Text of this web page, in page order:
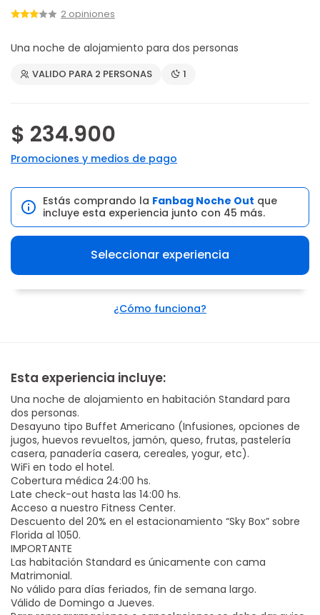
2 opiniones
Una noche de alojamiento para dos personas
VALIDO PARA 2 PERSONAS 1
$ 234.900
Promociones y medios de pago
Estás comprando la Fanbag Noche Out que
incluye esta experiencia junto con 45 más.
Seleccionar experiencia
¿Cómo funciona?
Esta experiencia incluye:
Una noche de alojamiento en habitación Standard para
dos personas.
Desayuno tipo Buffet Americano (Infusiones, opciones de
jugos, huevos revueltos, jamón, queso, frutas, pastelería
casera, panadería casera, cereales, yogur, etc).
WiFi en todo el hotel.
Cobertura médica 24:00 hs.
Late check-out hasta las 14:00 hs.
Acceso a nuestro Fitness Center.
Descuento del 20% en el estacionamiento “Sky Box” sobre
Florida al 1050.
IMPORTANTE
Las habitación Standard es únicamente con cama
Matrimonial.
No válido para días feriados, fin de semana largo.
Válido de Domingo a Jueves.